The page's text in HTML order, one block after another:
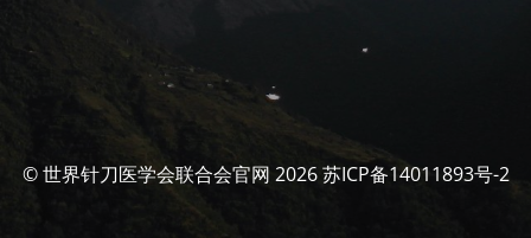
© 世界针刀医学会联合会官网 2026 苏ICP备14011893号-2